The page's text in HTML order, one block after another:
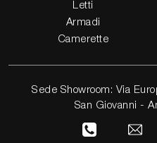
Letti
Armadi
Camerette
Sede Showroom: Via
San Giovanni -